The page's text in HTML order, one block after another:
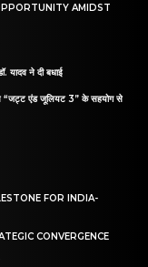
AMIDST
यादव ने दी बधाई
“जट्ट एंड जूलियट 3” के सहयोग से
FOR INDIA-
CONVERGENCE